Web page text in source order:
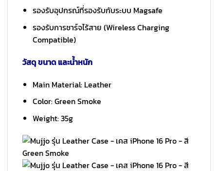
รองรับอุปกรณ์ที่รองรับกับระบบ Magsafe
รองรับการชาร์จไร้สาย (Wireless Charging
Compatible)
วัสดุ ขนาด และน้ำหนัก
Main Material: Leather
Color: Green Smoke
Weight: 35g